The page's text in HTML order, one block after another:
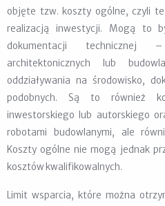
objęte tzw. koszty ogólne, czyli
realizacją inwestycji. Mogą to
dokumentacji technicznej
architektonicznych lub
oddziaływania na środowisko,
podobnych. Są to również
inwestorskiego lub autorskiego
robotami budowlanymi, ale
Koszty ogólne nie mogą jednak
kosztów kwalifikowalnych.
Limit wsparcia, które można